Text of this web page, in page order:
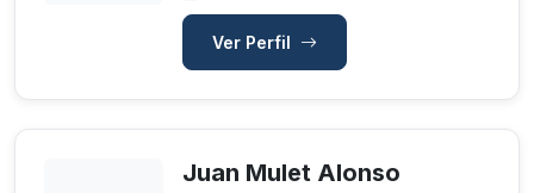
Ver Perfil
Juan Mulet Alonso